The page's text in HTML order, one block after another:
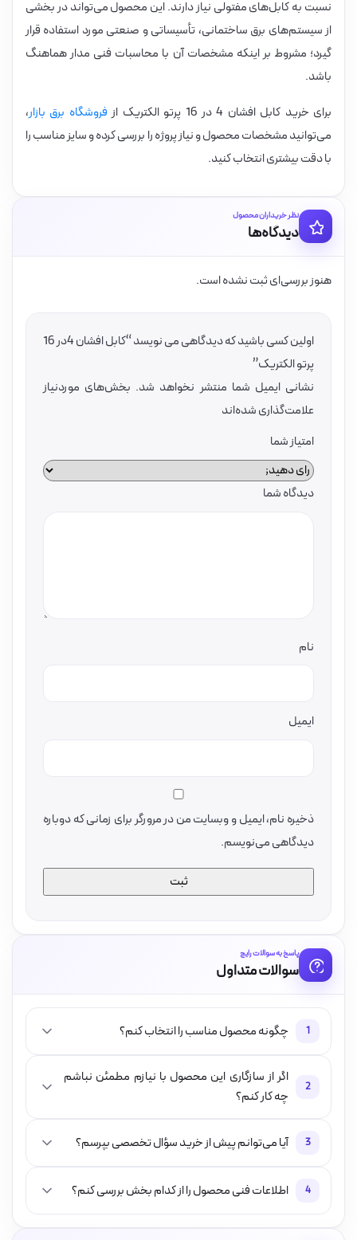
نسبت به کابل‌های مفتولی نیاز دارند. این محصول می‌تواند در بخشی
از سیستم‌های برق ساختمانی، تأسیساتی و صنعتی مورد استفاده قرار
گیرد؛ مشروط بر اینکه مشخصات آن با محاسبات فنی مدار هماهنگ
باشد.
برای خرید کابل افشان 4 در 16 پرتو الکتریک از
فروشگاه برق بازار،
می‌توانید مشخصات محصول و نیاز پروژه را بررسی کرده و سایز مناسب را
با دقت بیشتری انتخاب کنید.
نظر خریداران محصول
دیدگاه‌ها
هنوز بررسی‌ای ثبت نشده است.
اولین کسی باشید که دیدگاهی می نویسد “کابل افشان 4در 16
پرتو الکتریک”
نشانی ایمیل شما منتشر نخواهد شد. بخش‌های موردنیاز
علامت‌گذاری شده‌اند
امتیاز شما
دیدگاه شما
نام
ایمیل
ذخیره نام، ایمیل و وبسایت من در مرورگر برای زمانی که دوباره
دیدگاهی می‌نویسم.
پاسخ به سوالات رایج
سوالات متداول
1 چگونه محصول مناسب را انتخاب کنم؟
2
اگر از سازگاری این محصول با نیازم مطمئن نباشم
چه کار کنم؟
3 آیا می‌توانم پیش از خرید سؤال تخصصی بپرسم؟
4 اطلاعات فنی محصول را از کدام بخش بررسی کنم؟